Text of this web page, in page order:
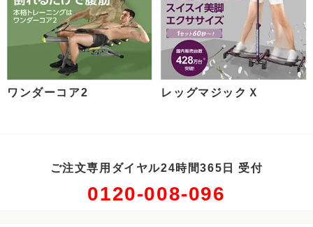
ワンダーコア2 レッグマジックＸ
ご注文専用ダイヤル24時間365日 受付
0120-008-096